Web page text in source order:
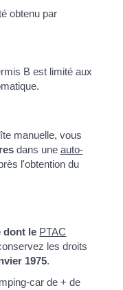
obtenu par
B est limité aux
manuelle, vous
dans une auto-
l'obtention du
dont le PTAC
les droits
1975.
car de + de